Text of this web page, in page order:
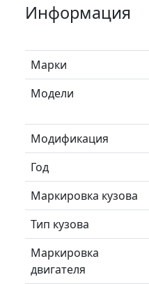
Информация
Марки
Модели
Модификация
Год
Маркировка кузова
Тип кузова
Маркировка
двигателя